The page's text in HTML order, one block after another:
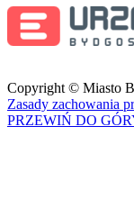
Copyright © Miasto
Zasady zachowania
PRZEWIŃ DO